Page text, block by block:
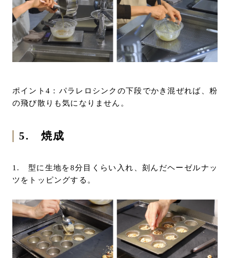
ポイント4：パラレロシンクの下段でかき混ぜれば、粉
の飛び散りも気になりません。
5. 焼成
1. 型に生地を8分目くらい入れ、刻んだヘーゼルナッ
ツをトッピングする。